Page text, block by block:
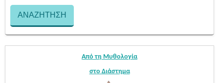
Από τη Μυθολογία
στο Διάστημα